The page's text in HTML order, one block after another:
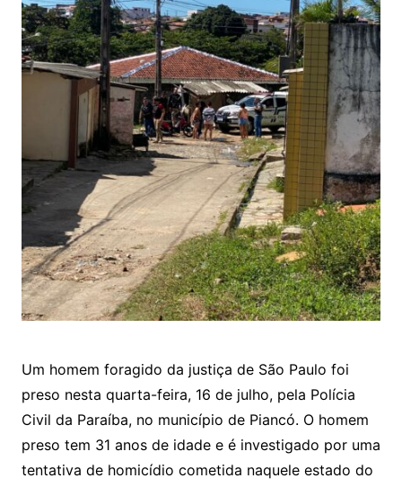
Um homem foragido da justiça de São Paulo foi
preso nesta quarta-feira, 16 de julho, pela Polícia
Civil da Paraíba, no município de Piancó. O homem
preso tem 31 anos de idade e é investigado por uma
tentativa de homicídio cometida naquele estado do